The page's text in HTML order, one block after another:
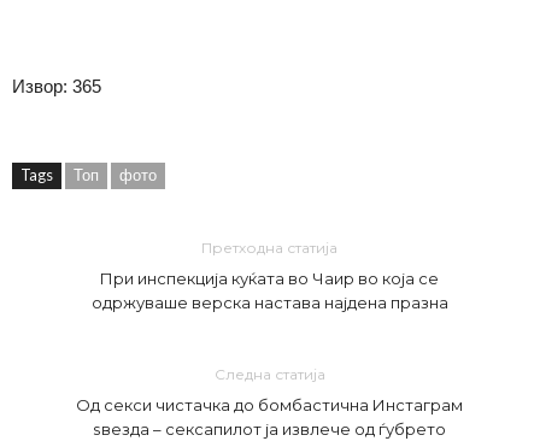
Извор: 365
Tags Топ фото
Претходна статија
При инспекција куќата во Чаир во која се
одржуваше верска настава најдена празна
Следна статија
Од секси чистачка до бомбастична Инстаграм
ѕвезда – сексапилот ја извлече од ѓубрето